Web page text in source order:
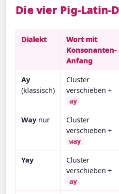
Die vier Pig-Latin-
Dialekt
Wort mit
Konsonanten-
Anfang
Ay
(klassisch)
Cluster
verschieben +
ay
Waynur
Cluster
verschieben +
way
Yay
Cluster
verschieben +
ay